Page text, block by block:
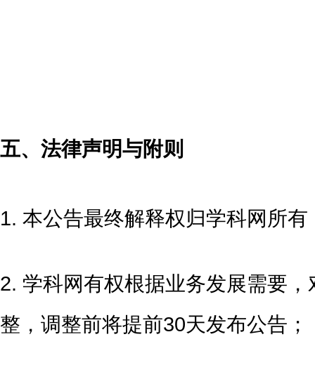
五、法律声明与附则
1. 本公告最终解释权归学科网所有
2. 学科网有权根据业务发展需要
整，调整前将提前30天发布公告；